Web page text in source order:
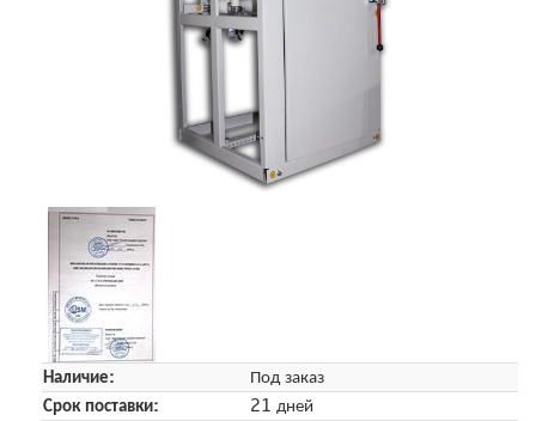
Наличие:
Под заказ
Срок поставки:
21 дней